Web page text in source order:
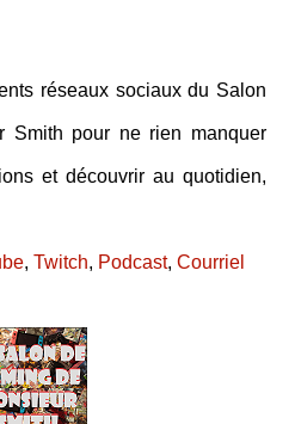
réseaux sociaux du Salon
Smith pour ne rien manquer
et découvrir au quotidien,
, Twitch, Podcast, Courriel